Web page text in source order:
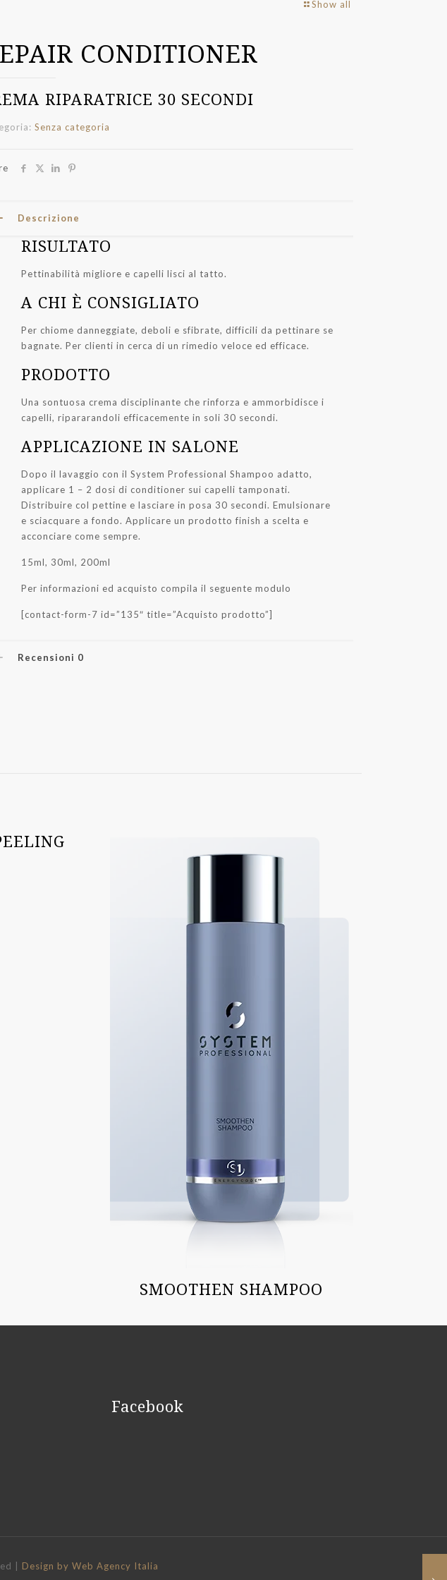
Show all
CONDITIONER
RIPARATRICE 30 SECONDI
Senza categoria
Descrizione
RISULTATO
Pettinabilità migliore e capelli lisci al tatto.
A CHI È CONSIGLIATO
Per chiome danneggiate, deboli e sfibrate, difficili da pettinare se
bagnate. Per clienti in cerca di un rimedio veloce ed efficace.
PRODOTTO
Una sontuosa crema disciplinante che rinforza e ammorbidisce i
capelli, ripararandoli efficacemente in soli 30 secondi.
APPLICAZIONE IN SALONE
Dopo il lavaggio con il System Professional Shampoo adatto,
applicare 1 – 2 dosi di conditioner sui capelli tamponati.
Distribuire col pettine e lasciare in posa 30 secondi. Emulsionare
e sciacquare a fondo. Applicare un prodotto finish a scelta e
acconciare come sempre.
15ml, 30ml, 200ml
Per informazioni ed acquisto compila il seguente modulo
[contact-form-7 id=”135″ title=”Acquisto prodotto”]
Recensioni 0
SMOOTHEN SHAMPOO
Facebook
| Design by Web Agency Italia